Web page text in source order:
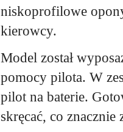
niskoprofilowe
kierowcy.
Model został
pomocy pilota. W
pilot na baterie.
skręcać, co